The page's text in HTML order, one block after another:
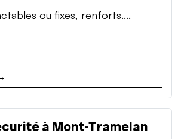
ou fixes, renforts....
à Mont-Tramelan